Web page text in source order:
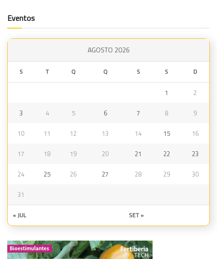
Eventos
AGOSTO 2026
S T Q Q S S D
1 2
3 4 5 6 7 8 9
10 11 12 13 14 15 16
17 18 19 20 21 22 23
24 25 26 27 28 29 30
31
« JUL SET »